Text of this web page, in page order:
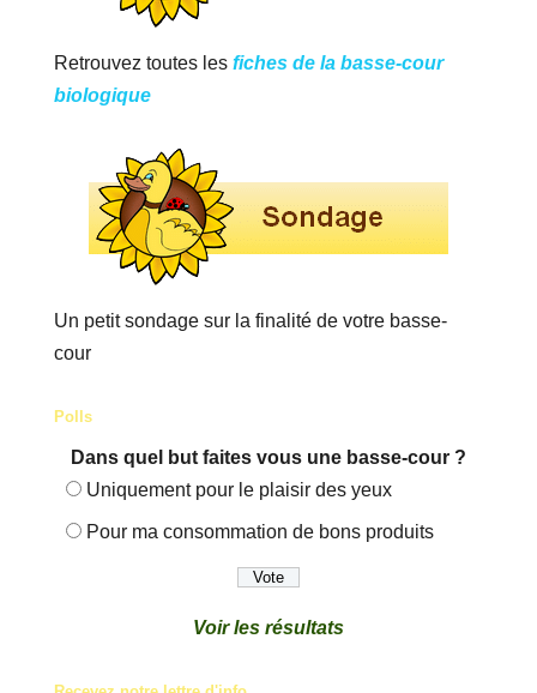
Retrouvez toutes les fiches de la basse-cour
biologique
Un petit sondage sur la finalité de votre basse-
cour
Polls
Dans quel but faites vous une basse-cour ?
Uniquement pour le plaisir des yeux
Pour ma consommation de bons produits
Voir les résultats